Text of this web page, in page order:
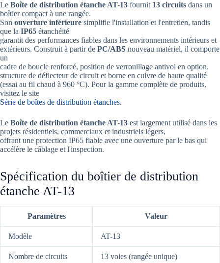
Le Boîte de distribution étanche AT-13 fournit 13 circuits dans un
boîtier compact à une rangée.
Son ouverture inférieure simplifie l'installation et l'entretien, tandis
que la IP65 étanchéité
garantit des performances fiables dans les environnements intérieurs et
extérieurs. Construit à partir de PC/ABS nouveau matériel, il comporte
un
cadre de boucle renforcé, position de verrouillage antivol en option,
structure de déflecteur de circuit et borne en cuivre de haute qualité
(essai au fil chaud à 960 °C). Pour la gamme complète de produits,
visitez le site
Série de boîtes de distribution étanches.
Le Boîte de distribution étanche AT-13 est largement utilisé dans les
projets résidentiels, commerciaux et industriels légers,
offrant une protection IP65 fiable avec une ouverture par le bas qui
accélère le câblage et l'inspection.
Spécification du boîtier de distribution
étanche AT-13
Paramètres Valeur
Modèle AT-13
Nombre de circuits 13 voies (rangée unique)